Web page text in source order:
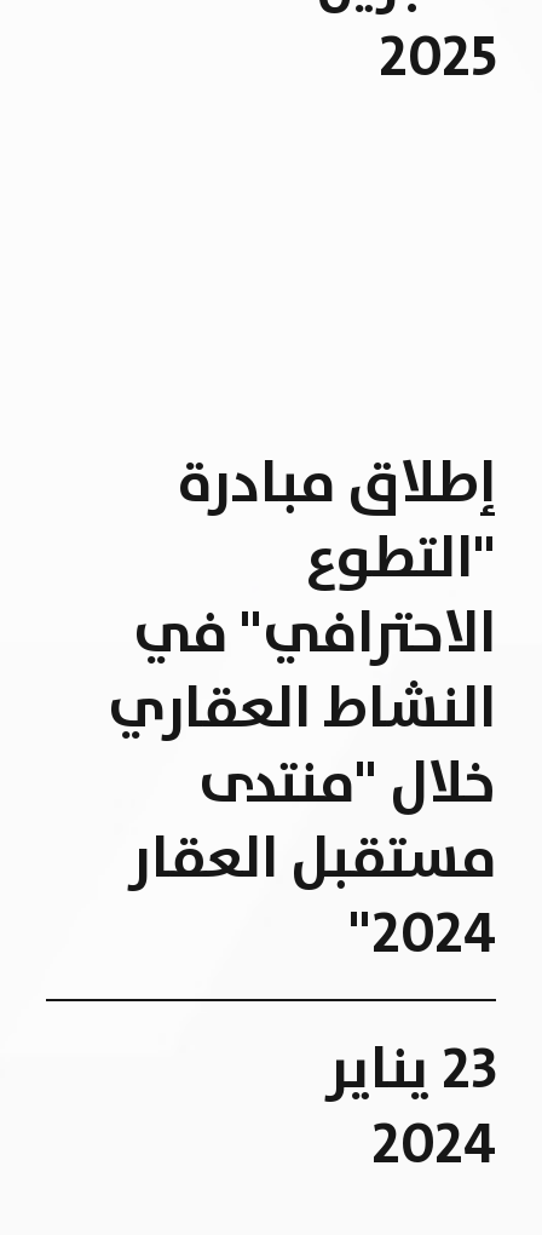
2025
إطلاق مبادرة
"التطوع
الاحترافي" في
النشاط العقاري
خلال "منتدى
مستقبل العقار
2024"
23 يناير
2024